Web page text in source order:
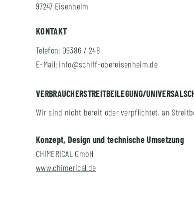
97247 Eisenheim
KONTAKT
Telefon: 09386 / 248
E-Mail: info@schiff-obereisenheim.de
VERBRAUCHER­STREIT­BEILEGUNG/
Wir sind nicht bereit oder verpflichtet, an
Konzept, Design und technische Umsetzung
CHIMERICAL GmbH
www.chimerical.de